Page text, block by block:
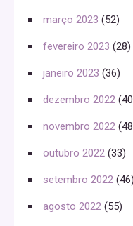
março 2023 (52)
fevereiro 2023 (28)
janeiro 2023 (36)
dezembro 2022
novembro 2022
outubro 2022 (33)
setembro 2022 (46)
agosto 2022 (55)